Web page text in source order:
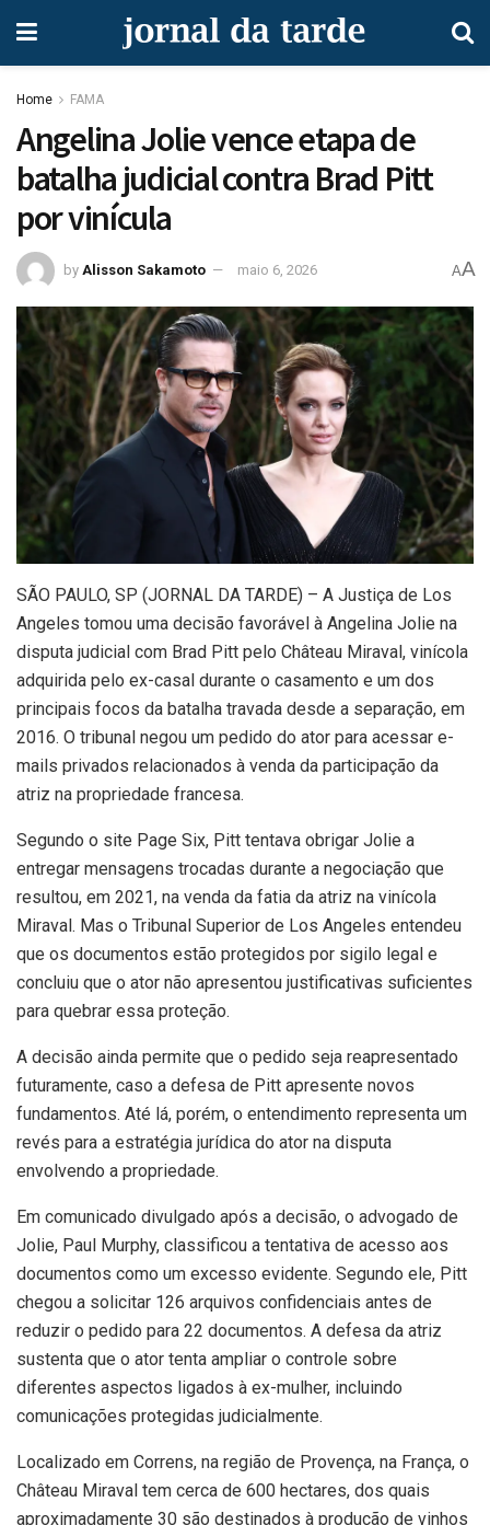
Home FAMA
Angelina Jolie vence etapa de
batalha judicial contra Brad Pitt
por vinícula
by Alisson Sakamoto maio 6, 2026 AA
SÃO PAULO, SP (JORNAL DA TARDE) – A Justiça de Los
Angeles tomou uma decisão favorável à Angelina Jolie na
disputa judicial com Brad Pitt pelo Château Miraval, vinícola
adquirida pelo ex-casal durante o casamento e um dos
principais focos da batalha travada desde a separação, em
2016. O tribunal negou um pedido do ator para acessar e-
mails privados relacionados à venda da participação da
atriz na propriedade francesa.
Segundo o site Page Six, Pitt tentava obrigar Jolie a
entregar mensagens trocadas durante a negociação que
resultou, em 2021, na venda da fatia da atriz na vinícola
Miraval. Mas o Tribunal Superior de Los Angeles entendeu
que os documentos estão protegidos por sigilo legal e
concluiu que o ator não apresentou justificativas suficientes
para quebrar essa proteção.
A decisão ainda permite que o pedido seja reapresentado
futuramente, caso a defesa de Pitt apresente novos
fundamentos. Até lá, porém, o entendimento representa um
revés para a estratégia jurídica do ator na disputa
envolvendo a propriedade.
Em comunicado divulgado após a decisão, o advogado de
Jolie, Paul Murphy, classificou a tentativa de acesso aos
documentos como um excesso evidente. Segundo ele, Pitt
chegou a solicitar 126 arquivos confidenciais antes de
reduzir o pedido para 22 documentos. A defesa da atriz
sustenta que o ator tenta ampliar o controle sobre
diferentes aspectos ligados à ex-mulher, incluindo
comunicações protegidas judicialmente.
Localizado em Correns, na região de Provença, na França, o
Château Miraval tem cerca de 600 hectares, dos quais
aproximadamente 30 são destinados à produção de vinhos